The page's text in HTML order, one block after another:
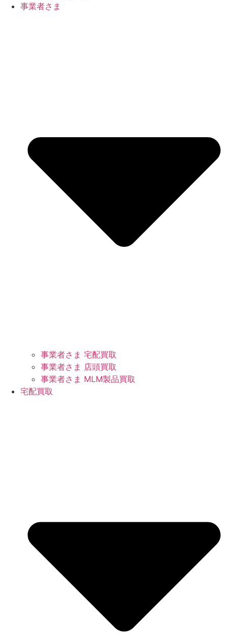
事業者さま
事業者さま 宅配買取
事業者さま 店頭買取
事業者さま MLM製品買取
宅配買取